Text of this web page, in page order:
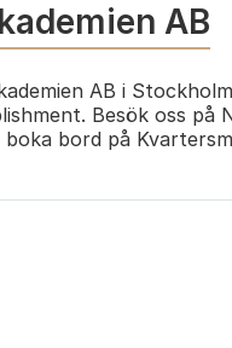
AB
AB i
Besök oss på
bord på